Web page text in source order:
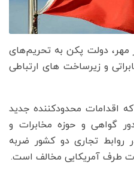
مهر، دولت پکن به تحریم‌های
و زیرساخت های ارتباطی
که اقدامات محدودکننده جدید
گواهی و حوزه مخابرات و
روابط تجاری دو کشور ضربه
طرف آمریکایی مخالف است.